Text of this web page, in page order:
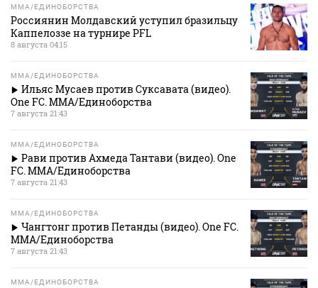
MMA/ЕДИНОБОРСТВА
Россиянин Молдавский уступил бразильцу
Каппелоззе на турнире PFL
8 августа 04:15
MMA/ЕДИНОБОРСТВА
Ильяс Мусаев против Суксавата (видео).
One FC. MMA/Единоборства
7 августа 21:43
MMA/ЕДИНОБОРСТВА
Рави против Ахмеда Тантави (видео). One
FC. MMA/Единоборства
7 августа 21:43
MMA/ЕДИНОБОРСТВА
Чангтонг против Петанды (видео). One FC.
MMA/Единоборства
7 августа 21:43
MMA/ЕДИНОБОРСТВА